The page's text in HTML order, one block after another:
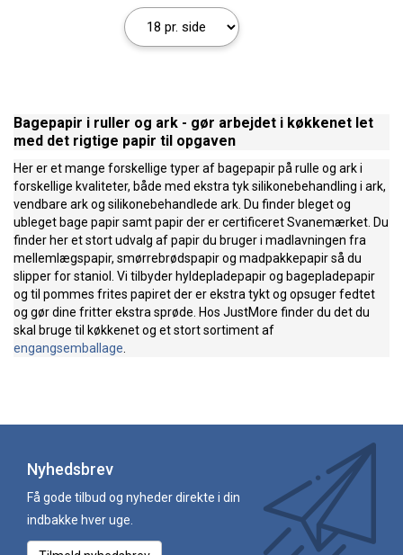
Bagepapir i ruller og ark - gør arbejdet i køkkenet let
med det rigtige papir til opgaven
Her er et mange forskellige typer af bagepapir på rulle og ark i
forskellige kvaliteter, både med ekstra tyk silikonebehandling i ark,
vendbare ark og silikonebehandlede ark. Du finder bleget og
ubleget bage papir samt papir der er certificeret Svanemærket. Du
finder her et stort udvalg af papir du bruger i madlavningen fra
mellemlægspapir, smørrebrødspapir og madpakkepapir så du
slipper for staniol. Vi tilbyder hyldepladepapir og bagepladepapir
og til pommes frites papiret der er ekstra tykt og opsuger fedtet
og gør dine fritter ekstra sprøde. Hos JustMore finder du det du
skal bruge til køkkenet og et stort sortiment af
engangsemballage
Nyhedsbrev
Få gode tilbud og nyheder direkte i din
indbakke hver uge.